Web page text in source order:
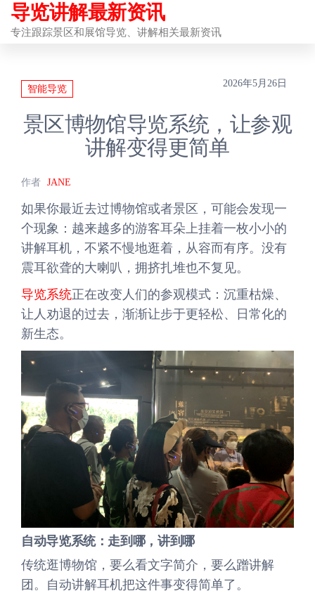
前
往
导览讲解最新资讯
专注跟踪景区和展馆导览、讲解相关最新资讯
智能导览
2026年5月26日
景区博物馆导览系统，让参观
讲解变得更简单
作者 JANE
如果你最近去过博物馆或者景区，可能会发现一
个现象：越来越多的游客耳朵上挂着一枚小小的
讲解耳机，不紧不慢地逛着，从容而有序。没有
震耳欲聋的大喇叭，拥挤扎堆也不复见。
导览系统正在改变人们的参观模式：沉重枯燥、
让人劝退的过去，渐渐让步于更轻松、日常化的
新生态。
自动导览系统：走到哪，讲到哪
传统逛博物馆，要么看文字简介，要么蹭讲解
团。自动讲解耳机把这件事变得简单了。